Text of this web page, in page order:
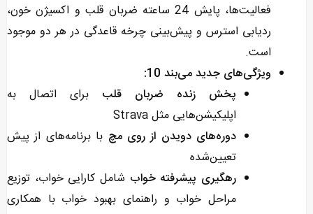
فعالیت‌ها، پایش 24 ساعته ضربان قلب و اکسیژن خون،
ردیابی استرس و پیش‌بینی چرخه قاعدگی در هر دو موجود
است.
ویژگی‌های جدید می‌بند 10:
پخش زنده ضربان قلب برای اتصال به
اپلیکیشن‌هایی مثل Strava
دوره‌های دویدن از روی مچ با برنامه‌های از پیش
تعیین‌شده
رهگیری پیشرفته خواب شامل کارایی خواب، توزیع
مراحل خواب و راهنمای بهبود خواب با همکاری